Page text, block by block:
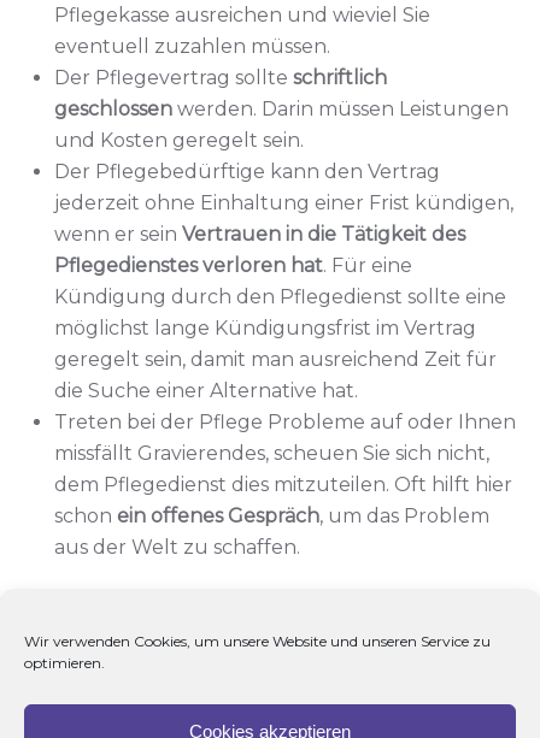
Wir verwenden Cookies, um unsere Website und unseren Service zu
optimieren.
Cookies akzeptieren
Pflegekasse ausreichen und wieviel Sie
eventuell zuzahlen müssen.
Der Pflegevertrag sollte schriftlich
geschlossen werden. Darin müssen Leistungen
und Kosten geregelt sein.
Der Pflegebedürftige kann den Vertrag
jederzeit ohne Einhaltung einer Frist kündigen,
wenn er sein Vertrauen in die Tätigkeit des
Pflegedienstes verloren hat. Für eine
Kündigung durch den Pflegedienst sollte eine
möglichst lange Kündigungsfrist im Vertrag
geregelt sein, damit man ausreichend Zeit für
die Suche einer Alternative hat.
Treten bei der Pflege Probleme auf oder Ihnen
missfällt Gravierendes, scheuen Sie sich nicht,
dem Pflegedienst dies mitzuteilen. Oft hilft hier
schon ein offenes Gespräch, um das Problem
aus der Welt zu schaffen.
VORHERIGE